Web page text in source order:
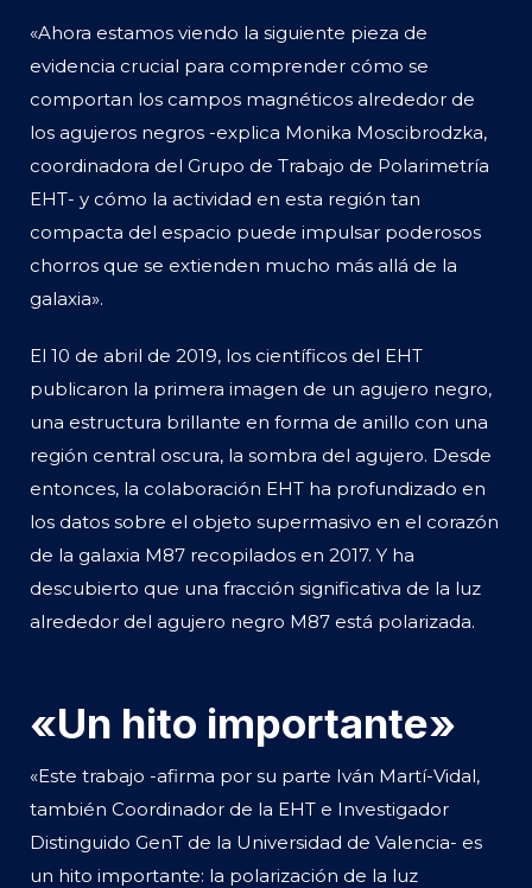
«Ahora estamos viendo la siguiente pieza de
evidencia crucial para comprender cómo se
comportan los campos magnéticos alrededor de
los agujeros negros -explica Monika Moscibrodzka,
coordinadora del Grupo de Trabajo de Polarimetría
EHT- y cómo la actividad en esta región tan
compacta del espacio puede impulsar poderosos
chorros que se extienden mucho más allá de la
galaxia».
El 10 de abril de 2019, los científicos del EHT
publicaron la primera imagen de un agujero negro,
una estructura brillante en forma de anillo con una
región central oscura, la sombra del agujero. Desde
entonces, la colaboración EHT ha profundizado en
los datos sobre el objeto supermasivo en el corazón
de la galaxia M87 recopilados en 2017. Y ha
descubierto que una fracción significativa de la luz
alrededor del agujero negro M87 está polarizada.
«Un hito importante»
«Este trabajo -afirma por su parte Iván Martí-Vidal,
también Coordinador de la EHT e Investigador
Distinguido GenT de la Universidad de Valencia- es
un hito importante: la polarización de la luz